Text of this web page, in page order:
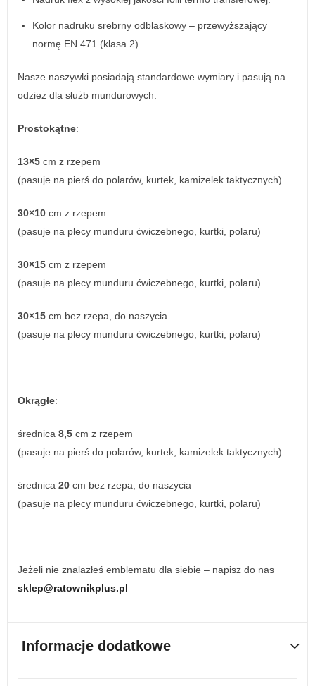
Kolor nadruku srebrny odblaskowy – przewyższający
normę EN 471 (klasa 2).
Nasze naszywki posiadają standardowe wymiary i pasują na
odzież dla służb mundurowych.
Prostokątne:
13×5 cm z rzepem
(pasuje na pierś do polarów, kurtek, kamizelek taktycznych)
30×10 cm z rzepem
(pasuje na plecy munduru ćwiczebnego, kurtki, polaru)
30×15 cm z rzepem
(pasuje na plecy munduru ćwiczebnego, kurtki, polaru)
30×15 cm bez rzepa, do naszycia
(pasuje na plecy munduru ćwiczebnego, kurtki, polaru)
Okrągłe:
średnica 8,5 cm z rzepem
(pasuje na pierś do polarów, kurtek, kamizelek taktycznych)
średnica 20 cm bez rzepa, do naszycia
(pasuje na plecy munduru ćwiczebnego, kurtki, polaru)
Jeżeli nie znalazłeś emblematu dla siebie – napisz do nas
sklep@ratownikplus.pl
Informacje dodatkowe